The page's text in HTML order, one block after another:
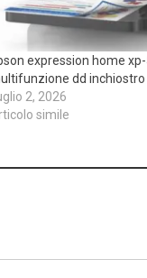
expression home
dd
2, 2026
simile